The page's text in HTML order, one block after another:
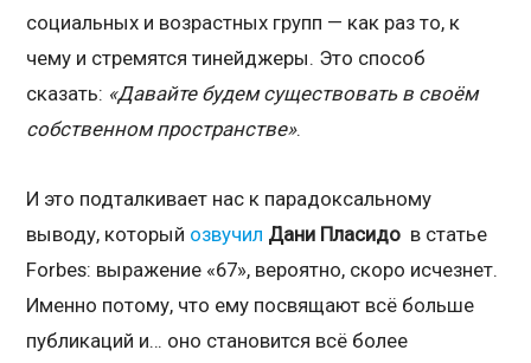
социальных и возрастных групп — как раз то, к
чему и стремятся тинейджеры. Это способ
сказать: «Давайте будем существовать в своём
собственном пространстве».
И это подталкивает нас к парадоксальному
выводу, который озвучил Дани Пласидо в статье
Forbes: выражение «67», вероятно, скоро исчезнет.
Именно потому, что ему посвящают всё больше
публикаций и… оно становится всё более